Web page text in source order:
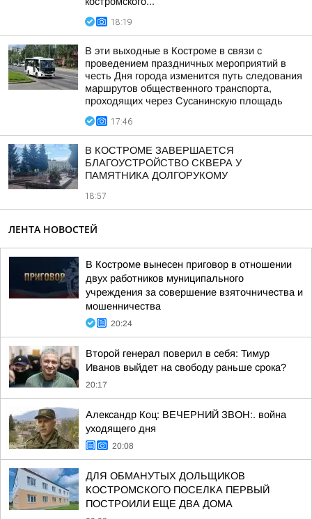
18:19
В эти выходные в Костроме в связи с
проведением праздничных мероприятий в
честь Дня города изменится путь следования
маршрутов общественного транспорта,
проходящих через Сусанинскую площадь
17:46
В КОСТРОМЕ ЗАВЕРШАЕТСЯ
БЛАГОУСТРОЙСТВО СКВЕРА У
ПАМЯТНИКА ДОЛГОРУКОМУ
18:57
ЛЕНТА НОВОСТЕЙ
В Костроме вынесен приговор в отношении
двух работников муниципального
учреждения за совершение взяточничества и
мошенничества
20:24
Второй генерал поверил в себя: Тимур
Иванов выйдет на свободу раньше срока?
20:17
Александр Коц: ВЕЧЕРНИЙ ЗВОН:. война
уходящего дня
20:08
ДЛЯ ОБМАНУТЫХ ДОЛЬЩИКОВ
КОСТРОМСКОГО ПОСЕЛКА ПЕРВЫЙ
ПОСТРОИЛИ ЕЩЕ ДВА ДОМА